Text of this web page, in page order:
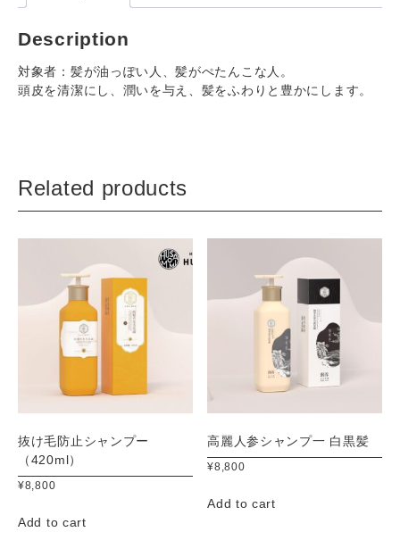
用
quantity
Description
対象者：髪が油っぽい人、髪がぺたんこな人。
頭皮を清潔にし、潤いを与え、髪をふわりと豊かにします。
Related products
抜け毛防止シャンプー
（420ml）
¥8,800
Add to cart
高麗人参シャンプ一 白黒髪
¥8,800
Add to cart